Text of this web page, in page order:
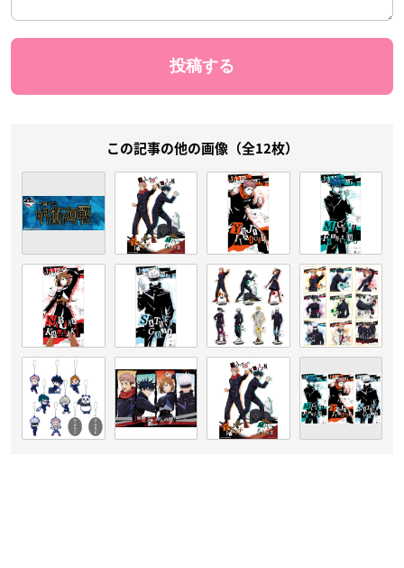
この記事の他の画像（全12枚）